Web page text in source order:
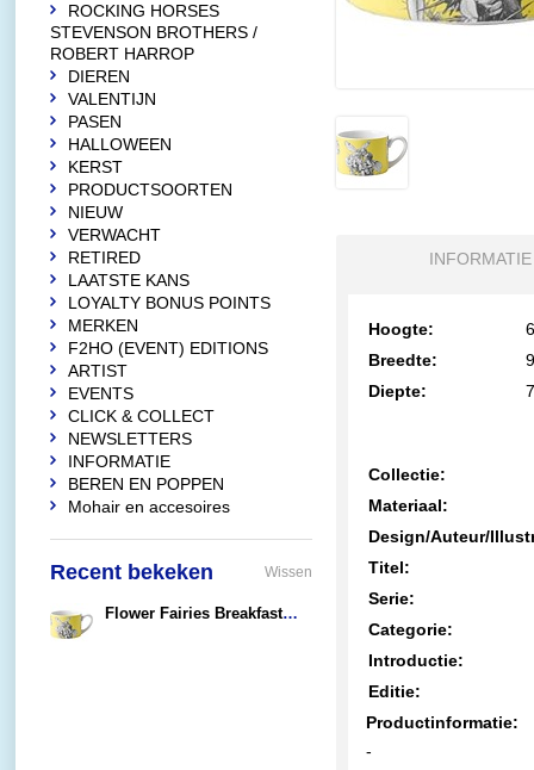
INFORMATIE
Hoogte:
Breedte:
Diepte:
Collectie:
Materiaal:
Design/Auteur/
Titel:
Serie:
Categorie:
Introductie:
Editie:
Productinformatie:
-
ROCKING HORSES
STEVENSON BROTHERS /
ROBERT HARROP
DIEREN
VALENTIJN
PASEN
HALLOWEEN
KERST
PRODUCTSOORTEN
NIEUW
VERWACHT
RETIRED
LAATSTE KANS
LOYALTY BONUS POINTS
MERKEN
F2HO (EVENT) EDITIONS
ARTIST
EVENTS
CLICK & COLLECT
NEWSLETTERS
INFORMATIE
BEREN EN POPPEN
Mohair en accesoires
Recent bekeken Wissen
Flower Fairies Breakfast Mug (Gorse - Gaspeldoorn Fairy)